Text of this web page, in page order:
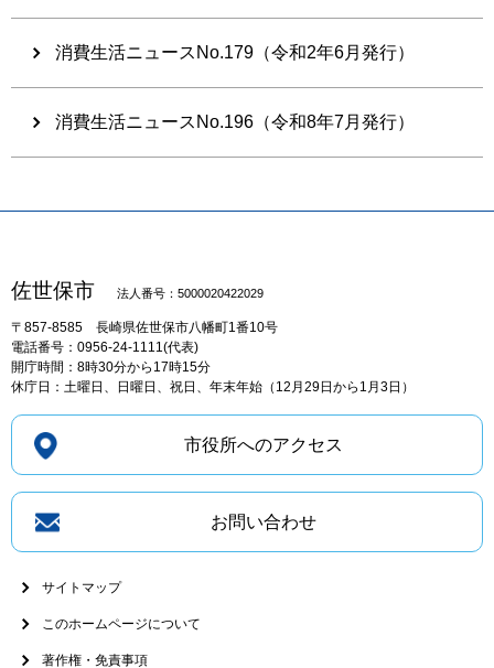
消費生活ニュースNo.179（令和2年6月発行）
消費生活ニュースNo.196（令和8年7月発行）
佐世保市 法人番号：5000020422029
〒857-8585 長崎県佐世保市八幡町1番10号
電話番号：0956-24-1111(代表)
開庁時間：8時30分から17時15分
休庁日：土曜日、日曜日、祝日、年末年始（12月29日から1月3日）
市役所へのアクセス
お問い合わせ
サイトマップ
このホームページについて
著作権・免責事項